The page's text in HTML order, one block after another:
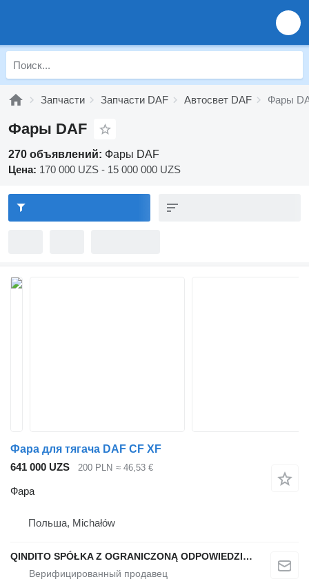
Запчасти Запчасти DAF Автосвет DAF Фары
Фары DAF
270 объявлений: Фары DAF
Цена: 170 000 UZS - 15 000 000 UZS
Фара для тягача DAF CF XF
641 000 UZS
200 PLN ≈ 46,53 €
Фара
Польша, Michałów
QINDITO SPÓŁKA Z OGRANICZONĄ ODPOWIEDZIALNOŚCIĄ